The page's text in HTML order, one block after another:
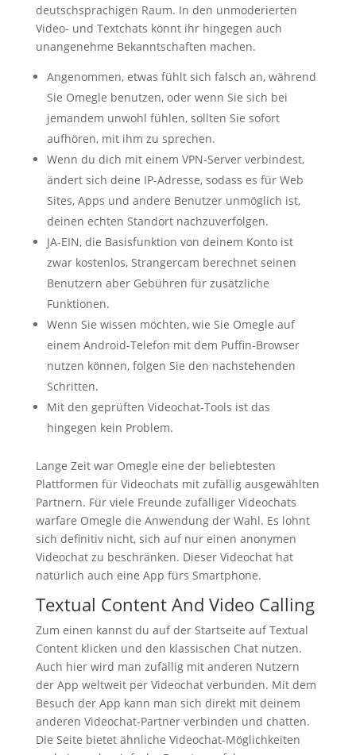
deutschsprachigen Raum. In den unmoderierten
Video- und Textchats könnt ihr hingegen auch
unangenehme Bekanntschaften machen.
Angenommen, etwas fühlt sich falsch an, während
Sie Omegle benutzen, oder wenn Sie sich bei
jemandem unwohl fühlen, sollten Sie sofort
aufhören, mit ihm zu sprechen.
Wenn du dich mit einem VPN-Server verbindest,
ändert sich deine IP-Adresse, sodass es für Web
Sites, Apps und andere Benutzer unmöglich ist,
deinen echten Standort nachzuverfolgen.
JA-EIN, die Basisfunktion von deinem Konto ist
zwar kostenlos, Strangercam berechnet seinen
Benutzern aber Gebühren für zusätzliche
Funktionen.
Wenn Sie wissen möchten, wie Sie Omegle auf
einem Android-Telefon mit dem Puffin-Browser
nutzen können, folgen Sie den nachstehenden
Schritten.
Mit den geprüften Video­chat-Tools ist das
hingegen kein Problem.
Lange Zeit war Omegle eine der beliebtesten
Plattformen für Videochats mit zufällig ausgewählten
Partnern. Für viele Freunde zufälliger Videochats
warfare Omegle die Anwendung der Wahl. Es lohnt
sich definitiv nicht, sich auf nur einen anonymen
Videochat zu beschränken. Dieser Videochat hat
natürlich auch eine App fürs Smartphone.
Textual Content And Video Calling
Zum einen kannst du auf der Startseite auf Textual
Content klicken und den klassischen Chat nutzen.
Auch hier wird man zufällig mit anderen Nutzern
der App weltweit per Videochat verbunden. Mit dem
Besuch der App kann man sich direkt mit deinem
anderen Videochat-Partner verbinden und chatten.
Die Seite bietet ähnliche Videochat-Möglichkeiten